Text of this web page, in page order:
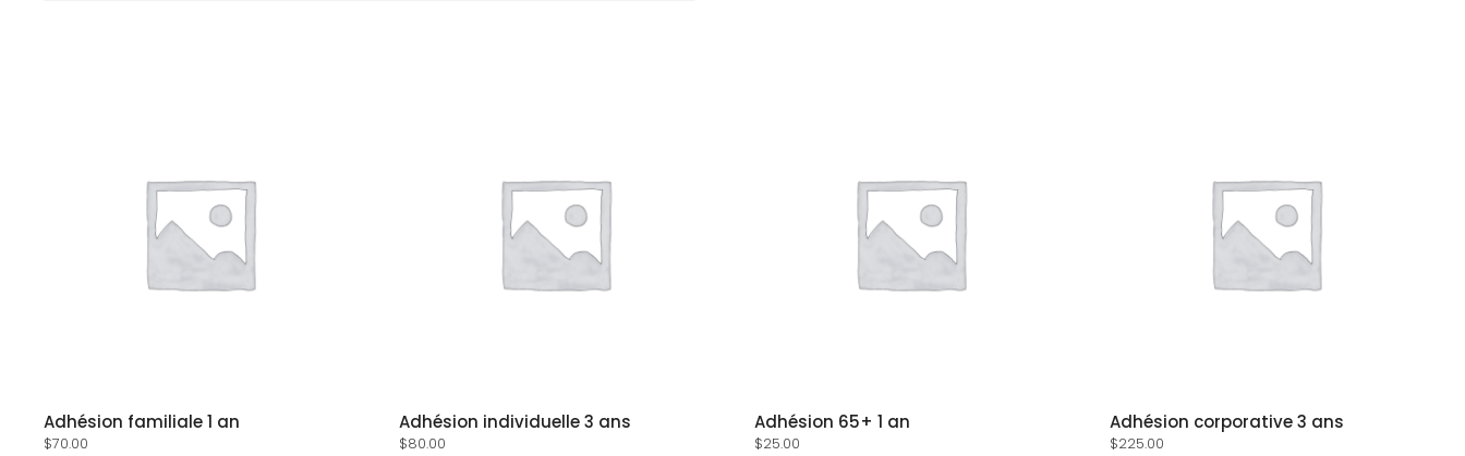
Adhésion familiale 1 an
$70.00
Adhésion individuelle 3 ans
$80.00
Adhésion 65+ 1 an
$25.00
Adhésion corporative 3 ans
$225.00